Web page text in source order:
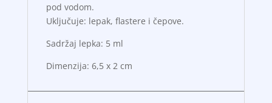
pod vodom.
Uključuje: lepak, flastere i čepove.
Sadržaj lepka: 5 ml
Dimenzija: 6,5 x 2 cm